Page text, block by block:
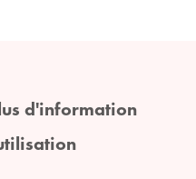
d'information